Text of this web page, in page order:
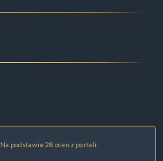
Na podstawie 28 ocen z portali: